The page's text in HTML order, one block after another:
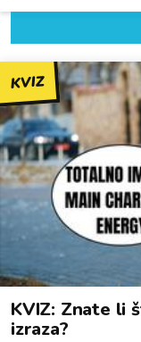
KVIZ
KVIZ: Znate li
izraza?